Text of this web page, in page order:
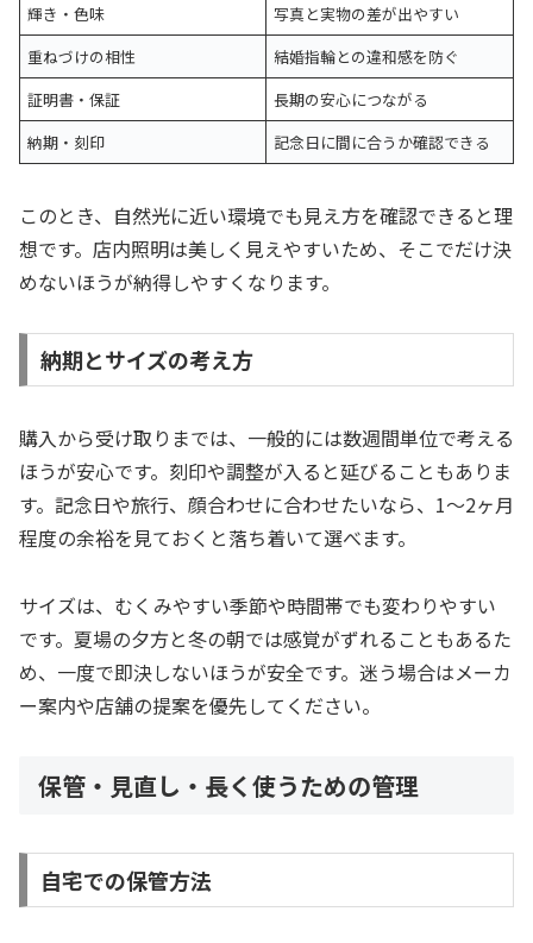
輝き・色味
写真と実物の差が出やすい
重ねづけの相性
結婚指輪との違和感を防ぐ
証明書・保証
長期の安心につながる
納期・刻印
記念日に間に合うか確認できる
このとき、自然光に近い環境でも見え方を確認できると理
想です。店内照明は美しく見えやすいため、そこでだけ決
めないほうが納得しやすくなります。
納期とサイズの考え方
購入から受け取りまでは、一般的には数週間単位で考える
ほうが安心です。刻印や調整が入ると延びることもありま
す。記念日や旅行、顔合わせに合わせたいなら、1〜2ヶ月
程度の余裕を見ておくと落ち着いて選べます。
サイズは、むくみやすい季節や時間帯でも変わりやすい
です。夏場の夕方と冬の朝では感覚がずれることもあるた
め、一度で即決しないほうが安全です。迷う場合はメーカ
ー案内や店舗の提案を優先してください。
保管・見直し・長く使うための管理
自宅での保管方法